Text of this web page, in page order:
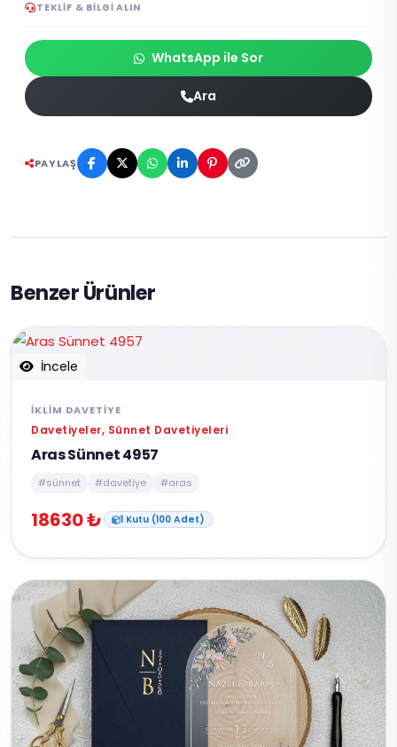
TEKLIF & BILGI ALIN
WhatsApp ile Sor
Ara
PAYLAŞ
Benzer Ürünler
İncele
İKLIM DAVETIYE
Davetiyeler, Sünnet Davetiyeleri
Aras Sünnet 4957
#sünnet #davetiye #aras
18630 ₺ 1 Kutu (100 Adet)